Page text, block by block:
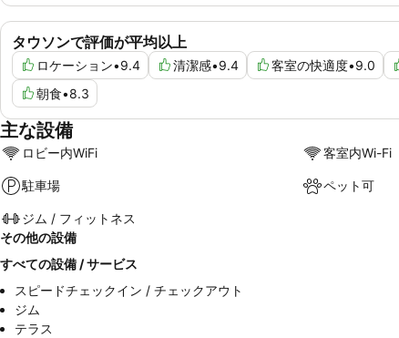
タウソンで評価が平均以上
ロケーション•9.4 清潔感•9.4 客室の快適度•9.0
朝食•8.3
主な設備
ロビー内WiFi 客室内Wi-Fi
駐車場 ペット可
ジム / フィットネス
その他の設備
すべての設備 / サービス
スピードチェックイン / チェックアウト
ジム
テラス